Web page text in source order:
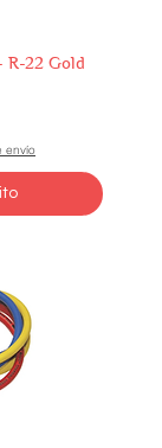
R-22 Gold
envío